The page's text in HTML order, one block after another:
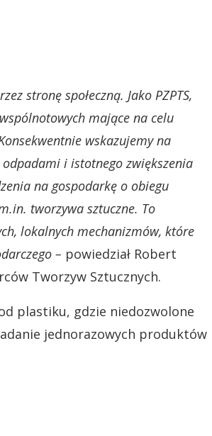
stronę społeczną. Jako PZPTS,
mające na celu
wskazujemy na
i istotnego zwiększenia
na gospodarkę o obiegu
tworzywa sztuczne. To
lokalnych mechanizmów, które
– powiedział Robert
Tworzyw Sztucznych.
plastiku, gdzie niedozwolone
jednorazowych produktów